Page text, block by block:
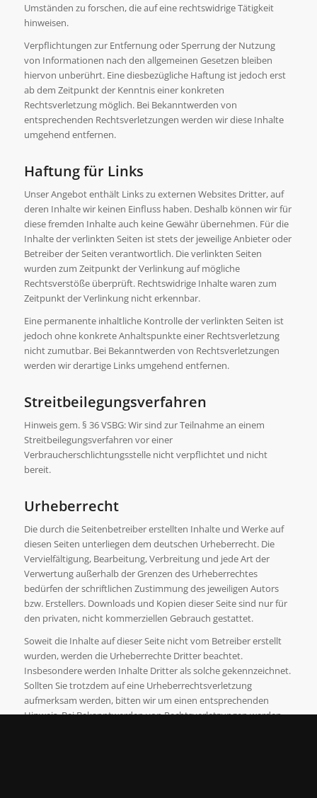
Umständen zu forschen, die auf eine rechtswidrige Tätigkeit
hinweisen.
Verpflichtungen zur Entfernung oder Sperrung der Nutzung
von Informationen nach den allgemeinen Gesetzen bleiben
hiervon unberührt. Eine diesbezügliche Haftung ist jedoch erst
ab dem Zeitpunkt der Kenntnis einer konkreten
Rechtsverletzung möglich. Bei Bekanntwerden von
entsprechenden Rechtsverletzungen werden wir diese Inhalte
umgehend entfernen.
Haftung für Links
Unser Angebot enthält Links zu externen Websites Dritter, auf
deren Inhalte wir keinen Einfluss haben. Deshalb können wir für
diese fremden Inhalte auch keine Gewähr übernehmen. Für die
Inhalte der verlinkten Seiten ist stets der jeweilige Anbieter oder
Betreiber der Seiten verantwortlich. Die verlinkten Seiten
wurden zum Zeitpunkt der Verlinkung auf mögliche
Rechtsverstöße überprüft. Rechtswidrige Inhalte waren zum
Zeitpunkt der Verlinkung nicht erkennbar.
Eine permanente inhaltliche Kontrolle der verlinkten Seiten ist
jedoch ohne konkrete Anhaltspunkte einer Rechtsverletzung
nicht zumutbar. Bei Bekanntwerden von Rechtsverletzungen
werden wir derartige Links umgehend entfernen.
Streitbeilegungsverfahren
Hinweis gem. § 36 VSBG: Wir sind zur Teilnahme an einem
Streitbeilegungsverfahren vor einer
Verbraucherschlichtungsstelle nicht verpflichtet und nicht
bereit.
Urheberrecht
Die durch die Seitenbetreiber erstellten Inhalte und Werke auf
diesen Seiten unterliegen dem deutschen Urheberrecht. Die
Vervielfältigung, Bearbeitung, Verbreitung und jede Art der
Verwertung außerhalb der Grenzen des Urheberrechtes
bedürfen der schriftlichen Zustimmung des jeweiligen Autors
bzw. Erstellers. Downloads und Kopien dieser Seite sind nur für
den privaten, nicht kommerziellen Gebrauch gestattet.
Soweit die Inhalte auf dieser Seite nicht vom Betreiber erstellt
wurden, werden die Urheberrechte Dritter beachtet.
Insbesondere werden Inhalte Dritter als solche gekennzeichnet.
Sollten Sie trotzdem auf eine Urheberrechtsverletzung
aufmerksam werden, bitten wir um einen entsprechenden
Hinweis. Bei Bekanntwerden von Rechtsverletzungen werden